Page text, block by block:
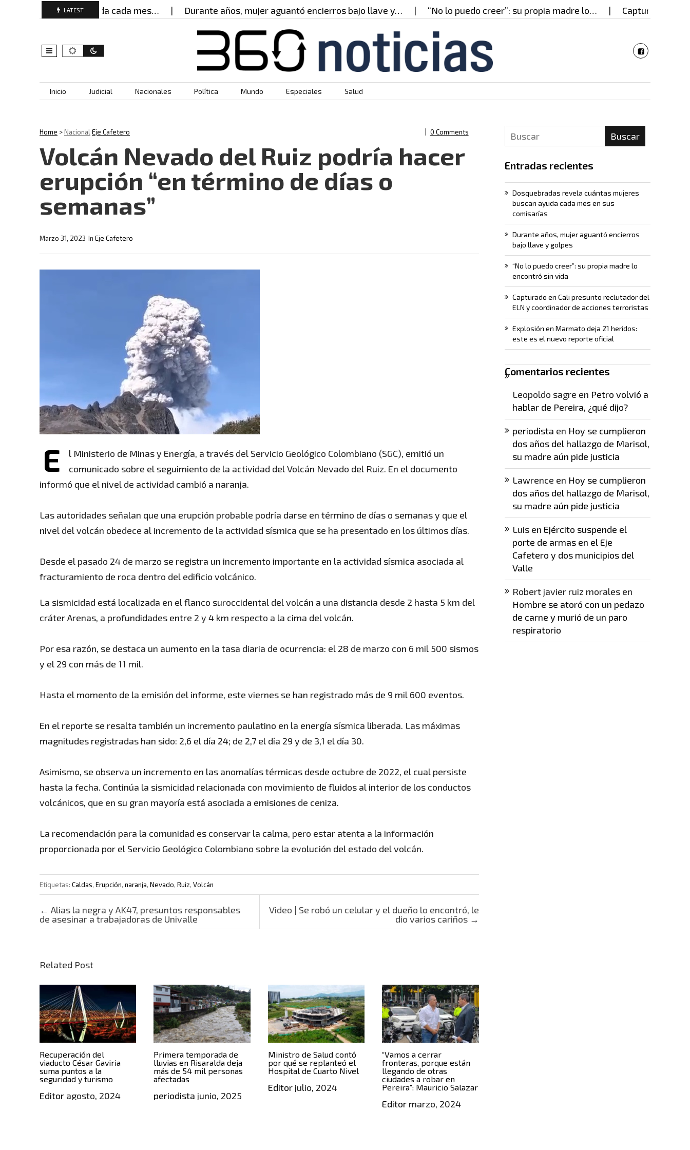
LATEST
buscan ayuda cada mes… Durante años, mujer aguantó encierros bajo llave y… “No lo puedo creer”: su propia madre lo… Capturado en Cali
Skip to content
Inicio Judicial Nacionales Política Mundo Especiales Salud
Home >NacionalEje Cafetero 0 Comments
Volcán Nevado del Ruiz podría hacer
erupción “en término de días o
semanas”
In Eje Cafetero
Marzo 31, 2023
E
l Ministerio de Minas y Energía, a través del Servicio Geológico Colombiano (SGC), emitió un
comunicado sobre el seguimiento de la actividad del Volcán Nevado del Ruiz. En el documento
informó que el nivel de actividad cambió a naranja.
Las autoridades señalan que una erupción probable podría darse en término de días o semanas y que el
nivel del volcán obedece al incremento de la actividad sísmica que se ha presentado en los últimos días.
Desde el pasado 24 de marzo se registra un incremento importante en la actividad sísmica asociada al
fracturamiento de roca dentro del edificio volcánico.
La sismicidad está localizada en el flanco suroccidental del volcán a una distancia desde 2 hasta 5 km del
cráter Arenas, a profundidades entre 2 y 4 km respecto a la cima del volcán.
Por esa razón, se destaca un aumento en la tasa diaria de ocurrencia: el 28 de marzo con 6 mil 500 sismos
y el 29 con más de 11 mil.
Hasta el momento de la emisión del informe, este viernes se han registrado más de 9 mil 600 eventos.
En el reporte se resalta también un incremento paulatino en la energía sísmica liberada. Las máximas
magnitudes registradas han sido: 2,6 el día 24; de 2,7 el día 29 y de 3,1 el día 30.
Asimismo, se observa un incremento en las anomalías térmicas desde octubre de 2022, el cual persiste
hasta la fecha. Continúa la sismicidad relacionada con movimiento de fluidos al interior de los conductos
volcánicos, que en su gran mayoría está asociada a emisiones de ceniza.
La recomendación para la comunidad es conservar la calma, pero estar atenta a la información
proporcionada por el Servicio Geológico Colombiano sobre la evolución del estado del volcán.
Etiquetas: Caldas, Erupción, naranja, Nevado, Ruiz, Volcán
Post navigation
← Alias la negra y AK47, presuntos responsables
de asesinar a trabajadoras de Univalle
Video | Se robó un celular y el dueño lo encontró, le
dio varios cariños →
Related Post
Recuperación del
viaducto César Gaviria
suma puntos a la
seguridad y turismo
Editor agosto, 2024
Primera temporada de
lluvias en Risaralda deja
más de 54 mil personas
afectadas
periodista junio, 2025
Ministro de Salud contó
por qué se replanteó el
Hospital de Cuarto Nivel
Editorjulio, 2024
“Vamos a cerrar
fronteras, porque están
llegando de otras
ciudades a robar en
Pereira”: Mauricio Salazar
Editor marzo, 2024
Buscar
Entradas recientes
Dosquebradas revela cuántas mujeres
buscan ayuda cada mes en sus
comisarías
Durante años, mujer aguantó encierros
bajo llave y golpes
“No lo puedo creer”: su propia madre lo
encontró sin vida
Capturado en Cali presunto reclutador del
ELN y coordinador de acciones terroristas
Explosión en Marmato deja 21 heridos:
este es el nuevo reporte oficial
Comentarios recientes
Leopoldo sagre en Petro volvió a
hablar de Pereira, ¿qué dijo?
periodista en Hoy se cumplieron
dos años del hallazgo de Marisol,
su madre aún pide justicia
Lawrence en Hoy se cumplieron
dos años del hallazgo de Marisol,
su madre aún pide justicia
Luisen Ejército suspende el
porte de armas en el Eje
Cafetero y dos municipios del
Valle
Robert javier ruiz moralesen
Hombre se atoró con un pedazo
de carne y murió de un paro
respiratorio